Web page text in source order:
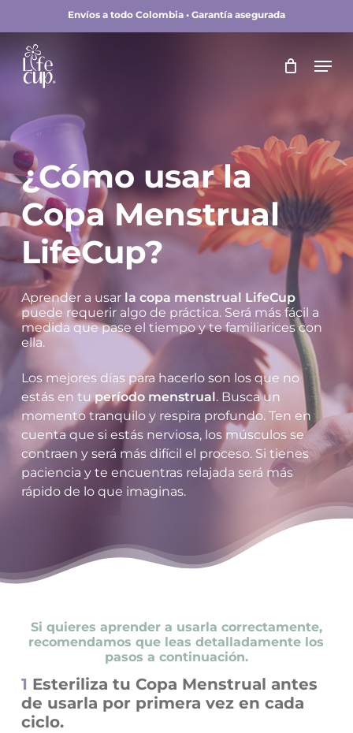
main
content
Envíos a todo Colombia • Garantía asegurada
¿Cómo usar la
Copa Menstrual
LifeCup?
Aprender a usar la copa menstrual LifeCup
puede requerir algo de práctica. Será más fácil a
medida que pase el tiempo y te familiarices con
ella.
Los mejores días para hacerlo son los que no
estás en tuperíodo menstrual. Busca un
momento tranquilo y respira profundo. Ten en
cuenta que si estás nerviosa, los músculos se
contraen y será más difícil el proceso. Si tienes
paciencia y te encuentras relajada será más
rápido de lo que imaginas.
Si quieres aprender a usarla correctamente,
recomendamos que leas detalladamente los
pasos a continuación.
1 Esteriliza tu Copa Menstrual antes
de usarla por primera vez en cada
ciclo.
Menu